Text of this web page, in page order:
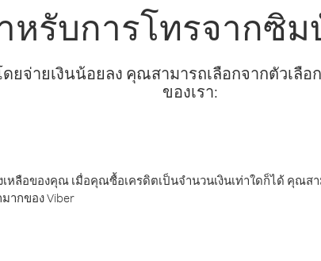
หรับการโทรจากซิม
ยจ่ายเงินน้อยลง คุณสามารถเลือกจากตัวเลื
ของเรา:
เหลือของคุณ เมื่อคุณซื้อเครดิตเป็นจำนวนเงินเท่าใดก็ได้ คุณ
ากของ Viber